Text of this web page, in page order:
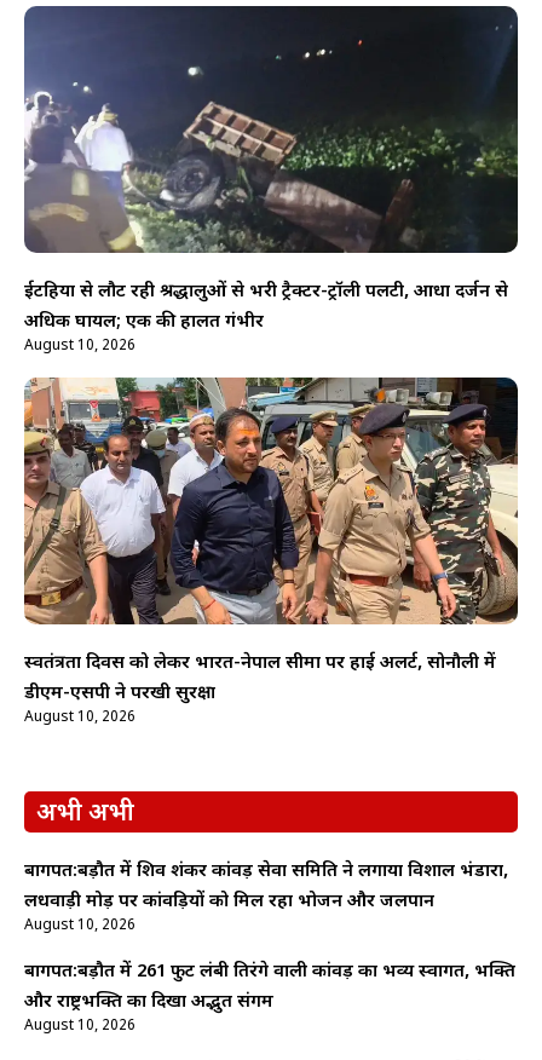
ईटहिया से लौट रही श्रद्धालुओं से भरी ट्रैक्टर-ट्रॉली पलटी, आधा दर्जन से
अधिक घायल; एक की हालत गंभीर
August 10, 2026
स्वतंत्रता दिवस को लेकर भारत-नेपाल सीमा पर हाई अलर्ट, सोनौली में
डीएम-एसपी ने परखी सुरक्षा
August 10, 2026
अभी अभी
बागपत:बड़ौत में शिव शंकर कांवड़ सेवा समिति ने लगाया विशाल भंडारा,
लधवाड़ी मोड़ पर कांवड़ियों को मिल रहा भोजन और जलपान
August 10, 2026
बागपत:बड़ौत में 261 फुट लंबी तिरंगे वाली कांवड़ का भव्य स्वागत, भक्ति
और राष्ट्रभक्ति का दिखा अद्भुत संगम
August 10, 2026